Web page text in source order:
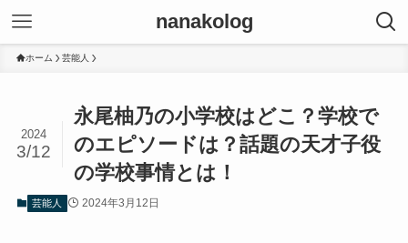
nanakolog
ホーム 芸能人
永尾柚乃の小学校はどこ？学校で
のエピソードは？話題の天才子役
の学校事情とは！
2024
3/12
芸能人 2024年3月12日